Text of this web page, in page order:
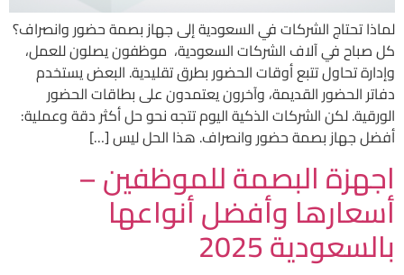
لماذا تحتاج الشركات في السعودية إلى جهاز بصمة حضور وانصراف؟
كل صباح في آلاف الشركات السعودية، موظفون يصلون للعمل،
وإدارة تحاول تتبع أوقات الحضور بطرق تقليدية. البعض يستخدم
دفاتر الحضور القديمة، وآخرون يعتمدون على بطاقات الحضور
الورقية. لكن الشركات الذكية اليوم تتجه نحو حل أكثر دقة وعملية:
أفضل جهاز بصمة حضور وانصراف. هذا الحل ليس […]
اجهزة البصمة للموظفين –
أسعارها وأفضل أنواعها
بالسعودية 2025